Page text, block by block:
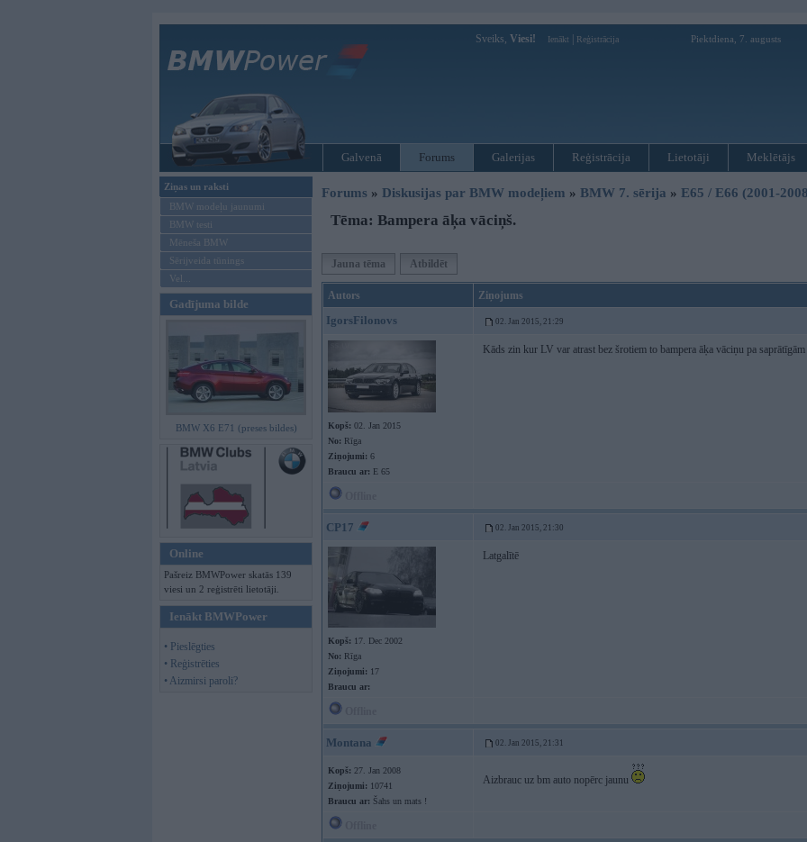
Sveiks, Viesi! Ienākt Reģistrācija Piektdiena, 7. augusts
Galvenā Forums Galerijas Reģistrācija Lietotāji Meklētājs
Ziņas un raksti
BMW modeļu jaunumi
BMW testi
Mēneša BMW
Sērijveida tūnings
Vel...
Gadījuma bilde
BMW X6 E71 (preses bildes)
Online
Pašreiz BMWPower skatās 139
viesi un 2 reģistrēti lietotāji.
Ienākt BMWPower
• Pieslēgties
• Reģistrēties
• Aizmirsi paroli?
Forums » Diskusijas par BMW modeļiem » BMW 7. sērija » E65 / E66 (2001-
Tēma: Bampera āķa vāciņš.
Jauna tēma Atbildēt
Autors Ziņojums
IgorsFilonovs 02. Jan 2015, 21:29
Kopš: 02. Jan 2015
No: Rīga
Ziņojumi: 6
Braucu ar: E 65
Kāds zin kur LV var atrast bez šrotiem to bampera āķa vāciņu pa saprātīgām
CP17 02. Jan 2015, 21:30
Kopš: 17. Dec 2002
No: Rīga
Ziņojumi: 17
Braucu ar:
Latgalītē
Montana 02. Jan 2015, 21:31
Kopš: 27. Jan 2008
Ziņojumi: 10741
Braucu ar: Šahs un mats !
Aizbrauc uz bm auto nopērc jaunu